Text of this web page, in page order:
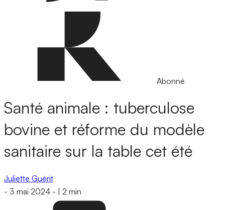
Abonné
Santé animale : tuberculose
bovine et réforme du modèle
sanitaire sur la table cet été
Juliette Guérit
- 3 mai 2024 - 2 min